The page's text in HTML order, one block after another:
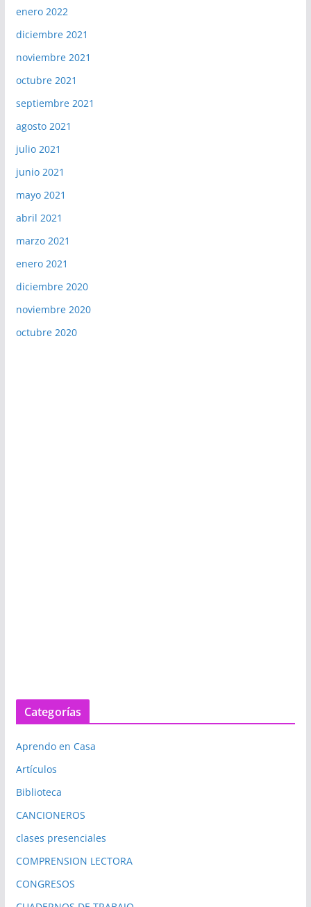
enero 2022
diciembre 2021
noviembre 2021
octubre 2021
septiembre 2021
agosto 2021
julio 2021
junio 2021
mayo 2021
abril 2021
marzo 2021
enero 2021
diciembre 2020
noviembre 2020
octubre 2020
Categorías
Aprendo en Casa
Artículos
Biblioteca
CANCIONEROS
clases presenciales
COMPRENSION LECTORA
CONGRESOS